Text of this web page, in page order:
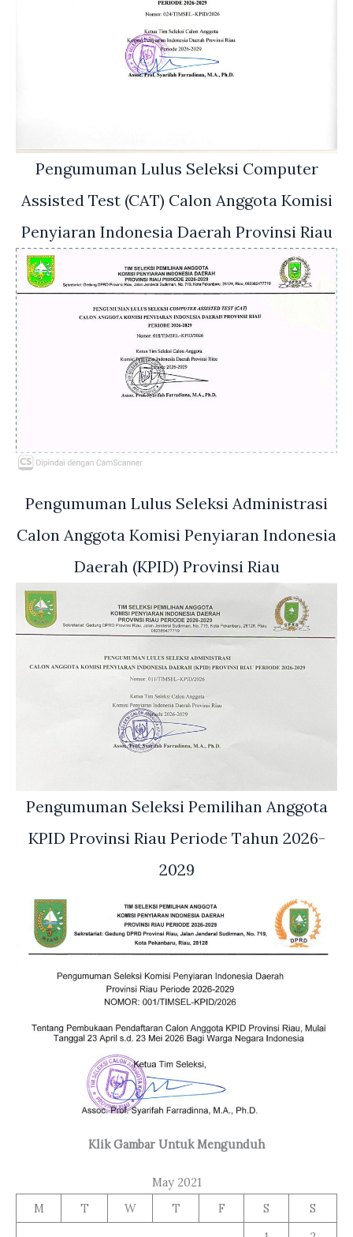
Pengumuman Lulus Seleksi Computer
Assisted Test (CAT) Calon Anggota Komisi
Penyiaran Indonesia Daerah Provinsi Riau
Pengumuman Lulus Seleksi Administrasi
Calon Anggota Komisi Penyiaran Indonesia
Daerah (KPID) Provinsi Riau
Pengumuman Seleksi Pemilihan Anggota
KPID Provinsi Riau Periode Tahun 2026-
2029
Klik Gambar Untuk Mengunduh
May 2021
M
T W T F S
S